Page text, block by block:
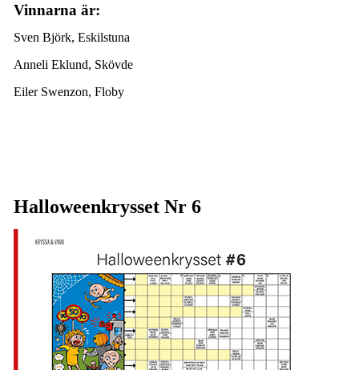
Vinnarna är:
Sven Björk, Eskilstuna
Anneli Eklund, Skövde
Eiler Swenzon, Floby
Halloweenkrysset Nr 6